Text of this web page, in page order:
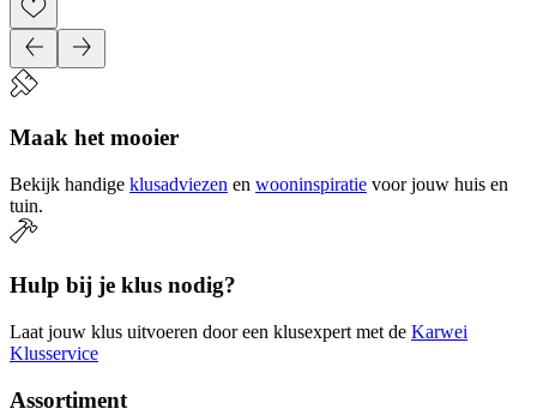
Maak het mooier
Bekijk handige klusadviezen en wooninspiratie voor jouw huis en
tuin.
Hulp bij je klus nodig?
Laat jouw klus uitvoeren door een klusexpert met de Karwei
Klusservice
Assortiment